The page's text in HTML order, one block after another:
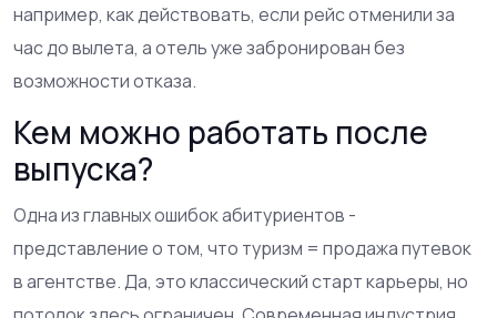
например, как действовать, если рейс отменили за
час до вылета, а отель уже забронирован без
возможности отказа.
Кем можно работать после
выпуска?
Одна из главных ошибок абитуриентов -
представление о том, что туризм = продажа путевок
в агентстве. Да, это классический старт карьеры, но